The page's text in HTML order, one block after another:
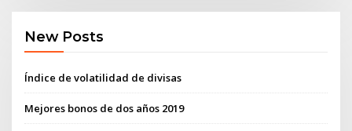
New Posts
Índice de volatilidad de divisas
Mejores bonos de dos años 2019